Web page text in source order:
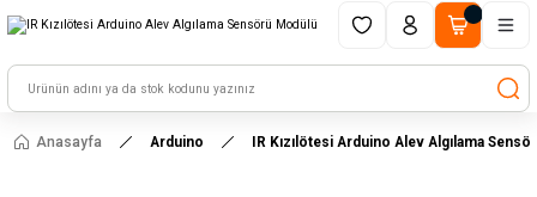
HAYAL ET - TASARLA - ÇALIŞTIR
Anasayfa Arduino IR Kızılötesi Arduino Alev Algılama